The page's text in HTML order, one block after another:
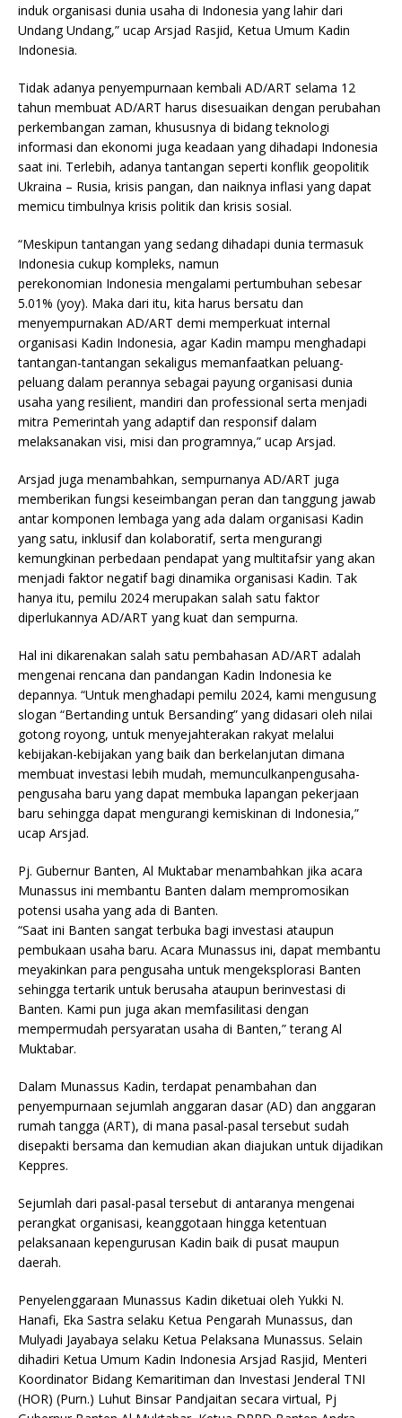
induk organisasi dunia usaha di Indonesia yang lahir dari
Undang Undang,” ucap Arsjad Rasjid, Ketua Umum Kadin
Indonesia.
Tidak adanya penyempurnaan kembali AD/ART selama 12
tahun membuat AD/ART harus disesuaikan dengan perubahan
perkembangan zaman, khususnya di bidang teknologi
informasi dan ekonomi juga keadaan yang dihadapi Indonesia
saat ini. Terlebih, adanya tantangan seperti konflik geopolitik
Ukraina – Rusia, krisis pangan, dan naiknya inflasi yang dapat
memicu timbulnya krisis politik dan krisis sosial.
“Meskipun tantangan yang sedang dihadapi dunia termasuk
Indonesia cukup kompleks, namun
perekonomian Indonesia mengalami pertumbuhan sebesar
5.01% (yoy). Maka dari itu, kita harus bersatu dan
menyempurnakan AD/ART demi memperkuat internal
organisasi Kadin Indonesia, agar Kadin mampu menghadapi
tantangan-tantangan sekaligus memanfaatkan peluang-
peluang dalam perannya sebagai payung organisasi dunia
usaha yang resilient, mandiri dan professional serta menjadi
mitra Pemerintah yang adaptif dan responsif dalam
melaksanakan visi, misi dan programnya,” ucap Arsjad.
Arsjad juga menambahkan, sempurnanya AD/ART juga
memberikan fungsi keseimbangan peran dan tanggung jawab
antar komponen lembaga yang ada dalam organisasi Kadin
yang satu, inklusif dan kolaboratif, serta mengurangi
kemungkinan perbedaan pendapat yang multitafsir yang akan
menjadi faktor negatif bagi dinamika organisasi Kadin. Tak
hanya itu, pemilu 2024 merupakan salah satu faktor
diperlukannya AD/ART yang kuat dan sempurna.
Hal ini dikarenakan salah satu pembahasan AD/ART adalah
mengenai rencana dan pandangan Kadin Indonesia ke
depannya. “Untuk menghadapi pemilu 2024, kami mengusung
slogan “Bertanding untuk Bersanding” yang didasari oleh nilai
gotong royong, untuk menyejahterakan rakyat melalui
kebijakan-kebijakan yang baik dan berkelanjutan dimana
membuat investasi lebih mudah, memunculkanpengusaha-
pengusaha baru yang dapat membuka lapangan pekerjaan
baru sehingga dapat mengurangi kemiskinan di Indonesia,”
ucap Arsjad.
Pj. Gubernur Banten, Al Muktabar menambahkan jika acara
Munassus ini membantu Banten dalam mempromosikan
potensi usaha yang ada di Banten.
“Saat ini Banten sangat terbuka bagi investasi ataupun
pembukaan usaha baru. Acara Munassus ini, dapat membantu
meyakinkan para pengusaha untuk mengeksplorasi Banten
sehingga tertarik untuk berusaha ataupun berinvestasi di
Banten. Kami pun juga akan memfasilitasi dengan
mempermudah persyaratan usaha di Banten,” terang Al
Muktabar.
Dalam Munassus Kadin, terdapat penambahan dan
penyempurnaan sejumlah anggaran dasar (AD) dan anggaran
rumah tangga (ART), di mana pasal-pasal tersebut sudah
disepakti bersama dan kemudian akan diajukan untuk dijadikan
Keppres.
Sejumlah dari pasal-pasal tersebut di antaranya mengenai
perangkat organisasi, keanggotaan hingga ketentuan
pelaksanaan kepengurusan Kadin baik di pusat maupun
daerah.
Penyelenggaraan Munassus Kadin diketuai oleh Yukki N.
Hanafi, Eka Sastra selaku Ketua Pengarah Munassus, dan
Mulyadi Jayabaya selaku Ketua Pelaksana Munassus. Selain
dihadiri Ketua Umum Kadin Indonesia Arsjad Rasjid, Menteri
Koordinator Bidang Kemaritiman dan Investasi Jenderal TNI
(HOR) (Purn.) Luhut Binsar Pandjaitan secara virtual, Pj